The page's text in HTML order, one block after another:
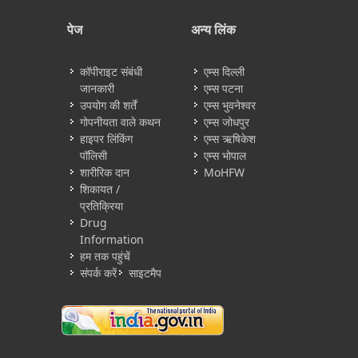
पेज
कॉपीराइट संबंधी
जानकारी
उपयोग की शर्तें
गोपनीयता वाले कथन
हाइपर लिंकिंग
पॉलिसी
शारीरिक दान
शिकायत /
प्रतिक्रिया
Drug
Information
हम तक पहुंचें
संपर्क करें
साइटमैप
अन्य लिंक
एम्स दिल्ली
एम्स पटना
एम्स भुवनेश्वर
एम्स जोधपुर
एम्स ऋषिकेश
एम्स भोपाल
MoHFW